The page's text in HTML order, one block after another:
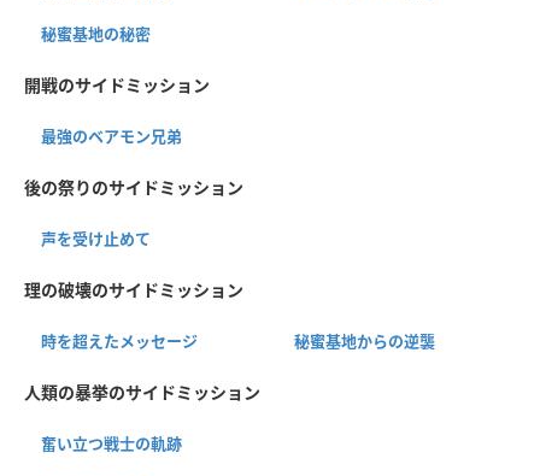
秘蜜基地の秘密
開戦のサイドミッション
最強のベアモン兄弟
後の祭りのサイドミッション
声を受け止めて
理の破壊のサイドミッション
時を超えたメッセージ 秘蜜基地からの逆襲
人類の暴挙のサイドミッション
奮い立つ戦士の軌跡